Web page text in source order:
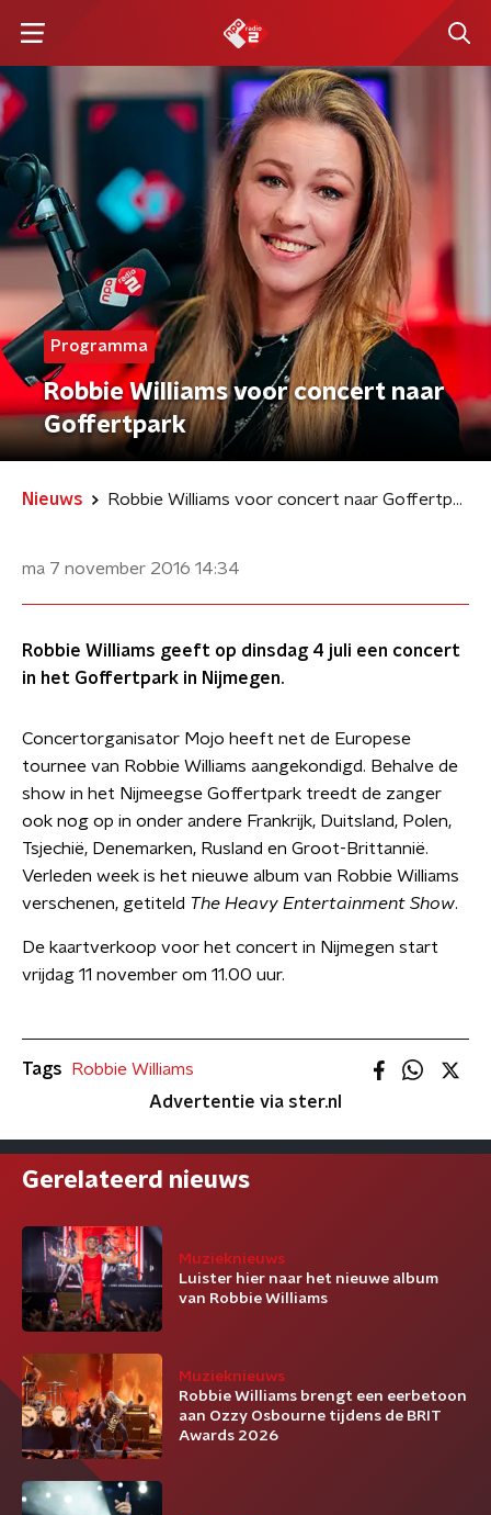
Programma
Robbie Williams voor concert naar
Goffertpark
Nieuws Robbie Williams voor concert naar Goffertpark
ma 7 november 2016 14:34
Robbie Williams geeft op dinsdag 4 juli een concert
in het Goffertpark in Nijmegen.
Concertorganisator Mojo heeft net de Europese
tournee van Robbie Williams aangekondigd. Behalve de
show in het Nijmeegse Goffertpark treedt de zanger
ook nog op in onder andere Frankrijk, Duitsland, Polen,
Tsjechië, Denemarken, Rusland en Groot-Brittannië.
Verleden week is het nieuwe album van Robbie Williams
verschenen, getiteld The Heavy Entertainment Show.
De kaartverkoop voor het concert in Nijmegen start
vrijdag 11 november om 11.00 uur.
Tags
Robbie Williams
Advertentie via ster.nl
Gerelateerd nieuws
Muzieknieuws
Luister hier naar het nieuwe album
van Robbie Williams
Muzieknieuws
Robbie Williams brengt een eerbetoon
aan Ozzy Osbourne tijdens de BRIT
Awards 2026